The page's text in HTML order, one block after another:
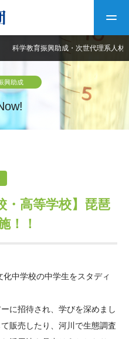
ついて
団概要
年史デジタルブック
中谷財団40年史
開情報
谷財団レポート
谷賞
期大型研究助成
際学生交流プログラ
画紹介
報
谷財団アーカイブ
科学教育振興助成・次世代理系人材
興助成
・高等学校】琵琶
！！
中学校の中学生をスタディ
に招待され、学びを深めまし
販売したり、河川で生態調査